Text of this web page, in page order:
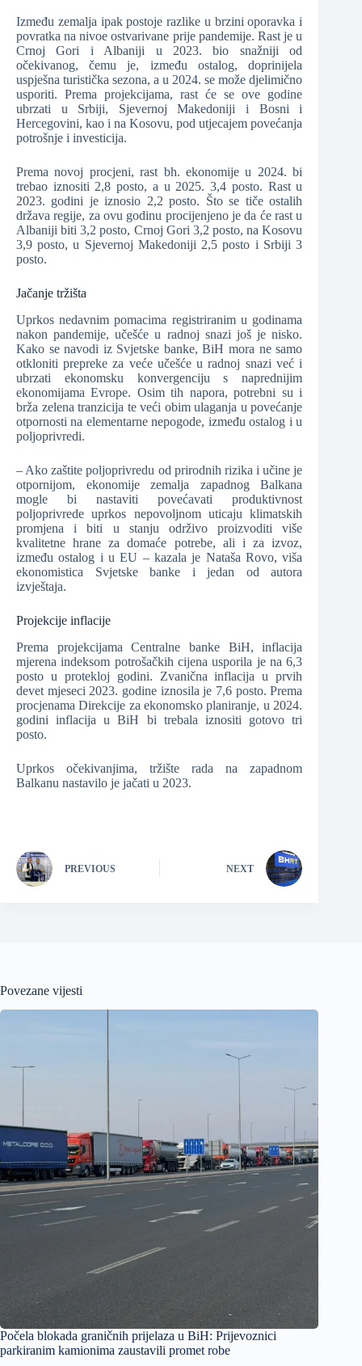
Između zemalja ipak postoje razlike u brzini oporavka i
povratka na nivoe ostvarivane prije pandemije. Rast je u
Crnoj Gori i Albaniji u 2023. bio snažniji od
očekivanog, čemu je, između ostalog, doprinijela
uspješna turistička sezona, a u 2024. se može djelimično
usporiti. Prema projekcijama, rast će se ove godine
ubrzati u Srbiji, Sjevernoj Makedoniji i Bosni i
Hercegovini, kao i na Kosovu, pod utjecajem povećanja
potrošnje i investicija.
Prema novoj procjeni, rast bh. ekonomije u 2024. bi
trebao iznositi 2,8 posto, a u 2025. 3,4 posto. Rast u
2023. godini je iznosio 2,2 posto. Što se tiče ostalih
država regije, za ovu godinu procijenjeno je da će rast u
Albaniji biti 3,2 posto, Crnoj Gori 3,2 posto, na Kosovu
3,9 posto, u Sjevernoj Makedoniji 2,5 posto i Srbiji 3
posto.
Jačanje tržišta
Uprkos nedavnim pomacima registriranim u godinama
nakon pandemije, učešće u radnoj snazi još je nisko.
Kako se navodi iz Svjetske banke, BiH mora ne samo
otkloniti prepreke za veće učešće u radnoj snazi već i
ubrzati ekonomsku konvergenciju s naprednijim
ekonomijama Evrope. Osim tih napora, potrebni su i
brža zelena tranzicija te veći obim ulaganja u povećanje
otpornosti na elementarne nepogode, između ostalog i u
poljoprivredi.
– Ako zaštite poljoprivredu od prirodnih rizika i učine je
otpornijom, ekonomije zemalja zapadnog Balkana
mogle bi nastaviti povećavati produktivnost
poljoprivrede uprkos nepovoljnom uticaju klimatskih
promjena i biti u stanju održivo proizvoditi više
kvalitetne hrane za domaće potrebe, ali i za izvoz,
između ostalog i u EU – kazala je Nataša Rovo, viša
ekonomistica Svjetske banke i jedan od autora
izvještaja.
Projekcije inflacije
Prema projekcijama Centralne banke BiH, inflacija
mjerena indeksom potrošačkih cijena usporila je na 6,3
posto u protekloj godini. Zvanična inflacija u prvih
devet mjeseci 2023. godine iznosila je 7,6 posto. Prema
procjenama Direkcije za ekonomsko planiranje, u 2024.
godini inflacija u BiH bi trebala iznositi gotovo tri
posto.
Uprkos očekivanjima, tržište rada na zapadnom
Balkanu nastavilo je jačati u 2023.
PREVIOUS NEXT
Povezane vijesti
Počela blokada graničnih prijelaza u BiH: Prijevoznici
parkiranim kamionima zaustavili promet robe